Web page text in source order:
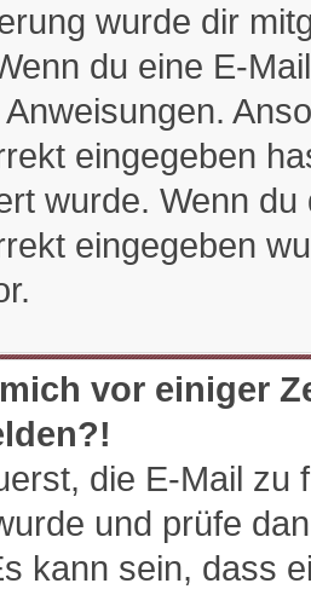
wurde dir
du eine E-
eingegeben
wurde. Wenn
eingegeben
vor einiger
die E-Mail zu
und prüfe
kann sein, dass